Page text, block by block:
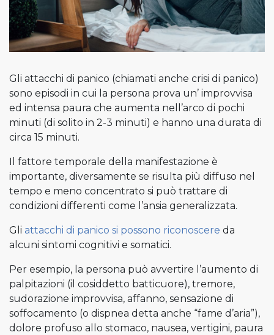
Gli attacchi di panico (chiamati anche crisi di panico)
sono episodi in cui la persona prova un’ improvvisa
ed intensa paura che aumenta nell’arco di pochi
minuti (di solito in 2-3 minuti) e hanno una durata di
circa 15 minuti.
Il fattore temporale della manifestazione è
importante, diversamente se risulta più diffuso nel
tempo e meno concentrato si può trattare di
condizioni differenti come l’ansia generalizzata.
Gli attacchi di panico si possono riconoscere da
alcuni sintomi cognitivi e somatici.
Per esempio, la persona può avvertire l’aumento di
palpitazioni (il cosiddetto batticuore), tremore,
sudorazione improvvisa, affanno, sensazione di
soffocamento (o dispnea detta anche “fame d’aria”),
dolore profuso allo stomaco, nausea, vertigini, paura